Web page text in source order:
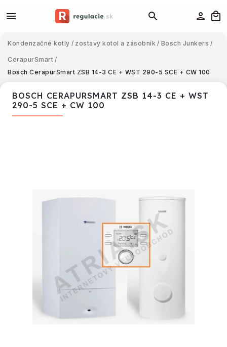
Kondenzačné kotly / zostavy kotol a zásobník / Bosch Junkers /
CerapurSmart /
Bosch CerapurSmart ZSB 14-3 CE + WST 290-5 SCE + CW 100
BOSCH CERAPURSMART ZSB 14-3 CE + WST
290-5 SCE + CW 100